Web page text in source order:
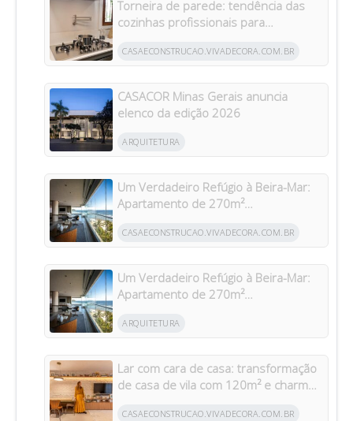
Torneira de parede: tendência das
cozinhas profissionais para
CASAECONSTRUCAO.VIVADECORA.COM.BR
CASACOR Minas Gerais anuncia
elenco da edição 2026
ARQUITETURA
Um Verdadeiro Refúgio à Beira-Mar:
Apartamento de 270m²
Riviera
CASAECONSTRUCAO.VIVADECORA.COM.BR
Um Verdadeiro Refúgio à Beira-Mar:
Apartamento de 270m²
Riviera
ARQUITETURA
Lar com cara de casa: transformação
de casa de vila com 120m² e charme
CASAECONSTRUCAO.VIVADECORA.COM.BR